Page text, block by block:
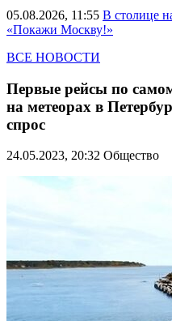
05.08.2026, 11:55 В столице
«Покажи Москву!»
ВСЕ НОВОСТИ
Первые рейсы по
на метеорах в
спрос
24.05.2023, 20:32 Общество